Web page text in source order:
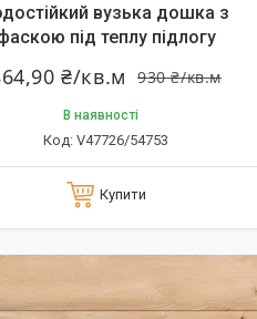
вузька дошка з
під теплу підлогу
930 ₴/кв.м
₴/кв.м
В наявності
V47726/54753
Купити